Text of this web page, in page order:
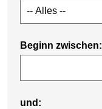
Beginn zwischen:
und: